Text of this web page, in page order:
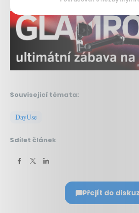
Související témata:
DayUse
Sdílet článek
Přejít do